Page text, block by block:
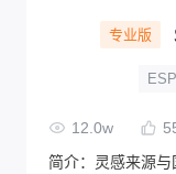
专业版
12.0w
简介： 灵感来源